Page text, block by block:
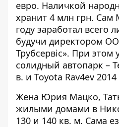
евро. Наличкой
хранит 4 млн грн.
году заработал всего
будучи директором
Трубсервіс». При этом
солидный автопарк –
в. и Toyota Rav4ev 2014
Жена Юрия Мацко,
жилыми домами в
130 и 140 кв. м. Сама